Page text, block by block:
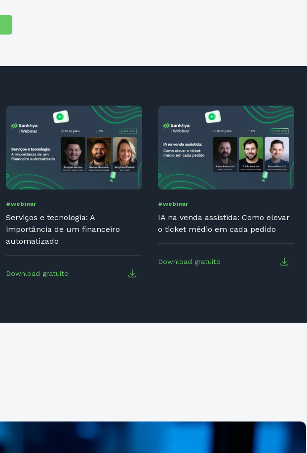
#webinar
Serviços e tecnologia: A
importância de um financeiro
automatizado
Download gratuito
#webinar
IA na venda assistida: Como elevar
o ticket médio em cada pedido
Download gratuito